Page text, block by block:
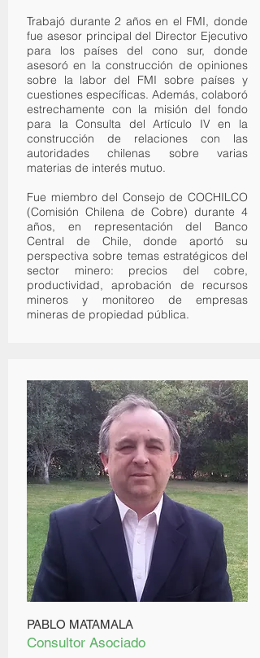
Trabajó durante 2 años en el FMI, donde
fue asesor principal del Director Ejecutivo
para los países del cono sur, donde
asesoró en la construcción de opiniones
sobre la labor del FMI sobre países y
cuestiones específicas. Además, colaboró
estrechamente con la misión del fondo
para la Consulta del Artículo IV en la
construcción de relaciones con las
autoridades chilenas sobre varias
materias de interés mutuo.
Fue miembro del Consejo de COCHILCO
(Comisión Chilena de Cobre) durante 4
años, en representación del Banco
Central de Chile, donde aportó su
perspectiva sobre temas estratégicos del
sector minero: precios del cobre,
productividad, aprobación de recursos
mineros y monitoreo de empresas
mineras de propiedad pública.
PABLO MATAMALA
Consultor Asociado